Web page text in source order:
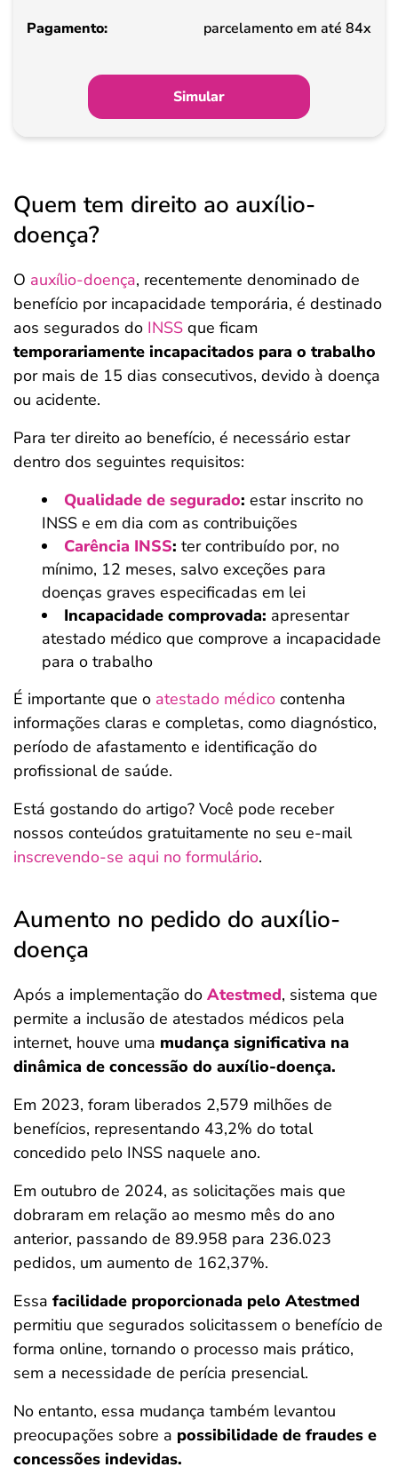
Pagamento
parcelamento em até 84x
Simular
Quem tem direito ao auxílio-
doença?
O auxílio-doença, recentemente denominado de
benefício por incapacidade temporária, é destinado
aos segurados do INSS que ficam
temporariamente incapacitados para o trabalho
por mais de 15 dias consecutivos, devido à doença
ou acidente.
Para ter direito ao benefício, é necessário estar
dentro dos seguintes requisitos:
Qualidade de segurado: estar inscrito no
INSS e em dia com as contribuições
Carência INSS: ter contribuído por, no
mínimo, 12 meses, salvo exceções para
doenças graves especificadas em lei
Incapacidade comprovada: apresentar
atestado médico que comprove a incapacidade
para o trabalho
É importante que o atestado médico contenha
informações claras e completas, como diagnóstico,
período de afastamento e identificação do
profissional de saúde.
Está gostando do artigo? Você pode receber
nossos conteúdos gratuitamente no seu e-mail
inscrevendo-se aqui no formulário.
Aumento no pedido do auxílio-
doença
Após a implementação do Atestmed, sistema que
permite a inclusão de atestados médicos pela
internet, houve uma mudança significativa na
dinâmica de concessão do auxílio-doença.
Em 2023, foram liberados 2,579 milhões de
benefícios, representando 43,2% do total
concedido pelo INSS naquele ano.
Em outubro de 2024, as solicitações mais que
dobraram em relação ao mesmo mês do ano
anterior, passando de 89.958 para 236.023
pedidos, um aumento de 162,37%.
Essa facilidade proporcionada pelo Atestmed
permitiu que segurados solicitassem o benefício de
forma online, tornando o processo mais prático,
sem a necessidade de perícia presencial.
No entanto, essa mudança também levantou
preocupações sobre a possibilidade de fraudes e
concessões indevidas.